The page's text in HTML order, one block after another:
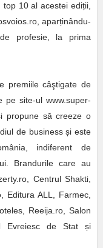
10 al acestei ediții,
aparținându-
profesie, la prima
premiile câştigate de
pe site-ul www.super-
propune să creeze o
de business și este
indiferent de
Brandurile care au
Centrul Shakti,
Editura ALL, Farmec,
Reeija.ro, Salon
Evreiesc de Stat și